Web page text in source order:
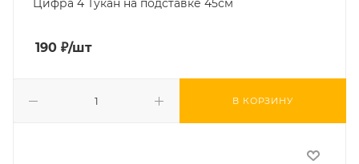
Цифра 4 Тукан на подставке 45см
190 ₽/шт
В КОРЗИНУ